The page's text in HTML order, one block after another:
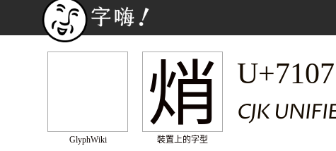
GlyphWiki
焇
裝置上的字型
U+7107
CJK